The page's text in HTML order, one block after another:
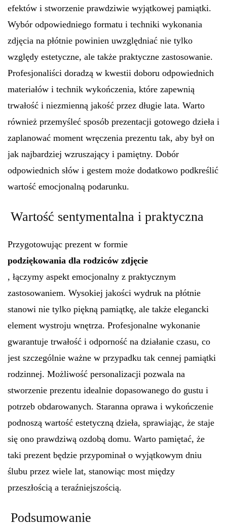
efektów i stworzenie prawdziwie wyjątkowej pamiątki.
Wybór odpowiedniego formatu i techniki wykonania
zdjęcia na płótnie powinien uwzględniać nie tylko
względy estetyczne, ale także praktyczne zastosowanie.
Profesjonaliści doradzą w kwestii doboru odpowiednich
materiałów i technik wykończenia, które zapewnią
trwałość i niezmienną jakość przez długie lata. Warto
również przemyśleć sposób prezentacji gotowego dzieła i
zaplanować moment wręczenia prezentu tak, aby był on
jak najbardziej wzruszający i pamiętny. Dobór
odpowiednich słów i gestem może dodatkowo podkreślić
wartość emocjonalną podarunku.
Wartość sentymentalna i praktyczna
Przygotowując prezent w formie
podziękowania dla rodziców zdjęcie
, łączymy aspekt emocjonalny z praktycznym
zastosowaniem. Wysokiej jakości wydruk na płótnie
stanowi nie tylko piękną pamiątkę, ale także elegancki
element wystroju wnętrza. Profesjonalne wykonanie
gwarantuje trwałość i odporność na działanie czasu, co
jest szczególnie ważne w przypadku tak cennej pamiątki
rodzinnej. Możliwość personalizacji pozwala na
stworzenie prezentu idealnie dopasowanego do gustu i
potrzeb obdarowanych. Staranna oprawa i wykończenie
podnoszą wartość estetyczną dzieła, sprawiając, że staje
się ono prawdziwą ozdobą domu. Warto pamiętać, że
taki prezent będzie przypominał o wyjątkowym dniu
ślubu przez wiele lat, stanowiąc most między
przeszłością a teraźniejszością.
Podsumowanie